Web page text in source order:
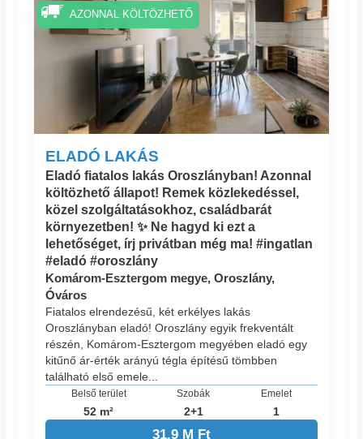
ELADÓ LAKÁS
Eladó fiatalos lakás Oroszlányban! Azonnal
költözhető állapot! Remek közlekedéssel,
közel szolgáltatásokhoz, családbarát
környezetben! ✨ Ne hagyd ki ezt a
lehetőséget, írj privátban még ma! #ingatlan
#eladó #oroszlány
Komárom-Esztergom megye, Oroszlány,
Óváros
Fiatalos elrendezésű, két erkélyes lakás
Oroszlányban eladó! Oroszlány egyik frekventált
részén, Komárom-Esztergom megyében eladó egy
kitűnő ár-érték arányú tégla építésű tömbben
található első emele...
Belső terület
52 m²
Szobák
2+1
Emelet
1
31.9 M Ft
AZONNAL KÖLTÖZHETŐ